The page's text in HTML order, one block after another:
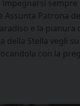
Patrona
e la pianura
della Stella vegli
con la